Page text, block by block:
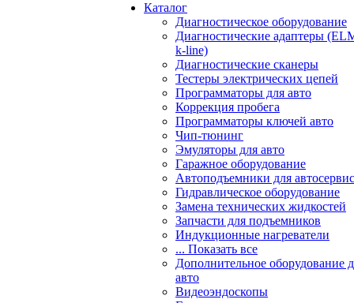
Каталог
Диагностическое оборудование
Диагностические адаптеры
k-line)
Диагностические сканеры
Тестеры электрических цепей
Программаторы для авто
Коррекция пробега
Программаторы ключей авто
Чип-тюнинг
Эмуляторы для авто
Гаражное оборудование
Автоподъемники для
Гидравлическое оборудование
Замена технических жидкостей
Запчасти для подъемников
Индукционные нагреватели
... Показать все
Дополнительное оборудование
авто
Видеоэндоскопы